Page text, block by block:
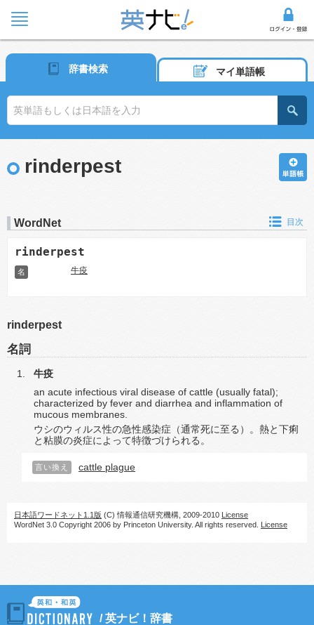
辞書検索 マイ単語帳
rinderpest
WordNet 目次
rinderpest
名 牛疫
rinderpest
名詞
牛疫
an acute infectious viral disease of cattle (usually fatal);
characterized by fever and diarrhea and inflammation of
mucous membranes.
ウシのウィルス性の急性感染症（通常死に至る）。熱と下痢
と粘膜の炎症によって特徴づけられる。
言い換え cattle plague
日本語ワードネット1.1版 (C) 情報通信研究機構, 2009-2010 License
WordNet 3.0 Copyright 2006 by Princeton University. All rights reserved. License
/英ナビ！辞書